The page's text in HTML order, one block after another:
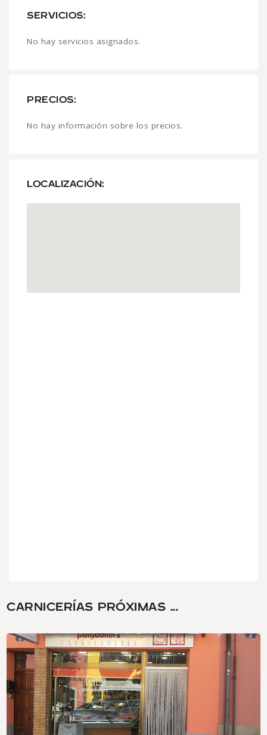
SERVICIOS:
No hay servicios asignados.
PRECIOS:
No hay información sobre los precios.
LOCALIZACIÓN:
CARNICERÍAS PRÓXIMAS ...